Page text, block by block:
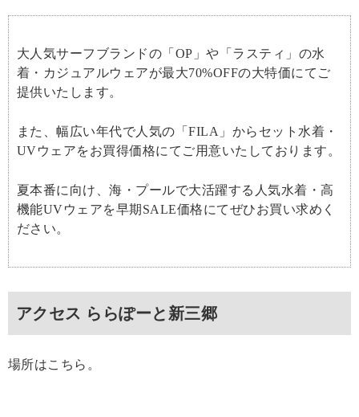
大人気サーフブランドの「OP」や「ラスティ」の水
着・カジュアルウェアが最大70%OFFの大特価にてご
提供いたします。
また、幅広い年代で人気の「FILA」からセット水着・
UVウェアをお買得価格にてご用意いたしております。
夏本番に向け、海・プールで大活躍する人気水着・高
機能UVウェアを早期SALE価格にてぜひお買い求めく
ださい。
アクセス ららぽーと新三郷
場所はこちら。